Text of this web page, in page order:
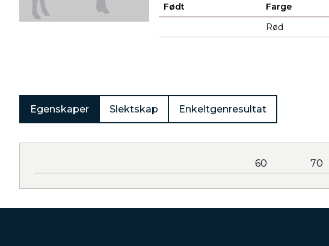
Født Farge
Rød
Egenskaper Slektskap Enkeltgenresultat
60 70